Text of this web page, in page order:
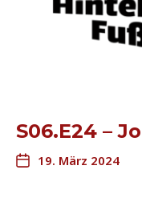
S06.E24 –
19. März 2024